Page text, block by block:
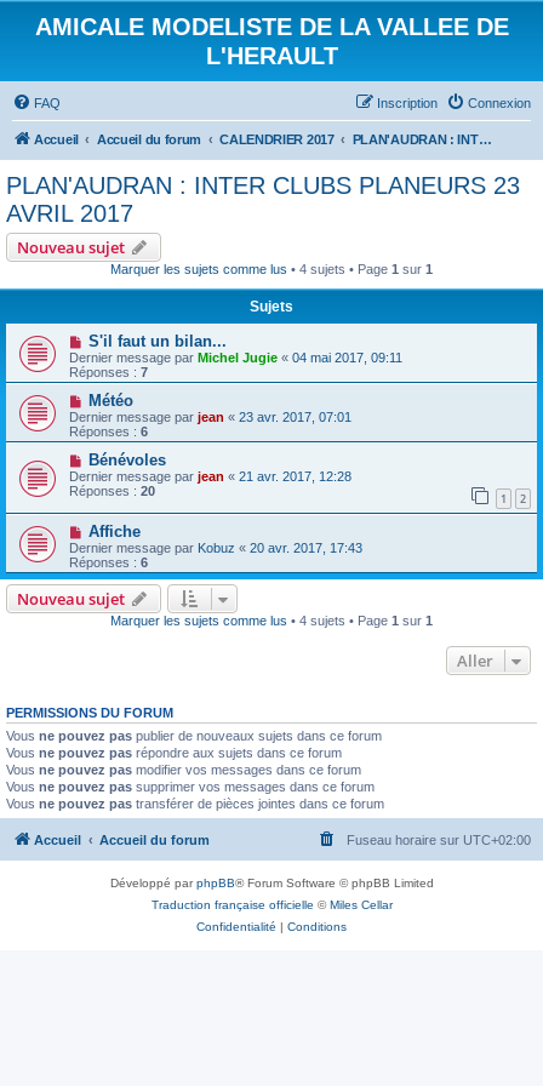
AMICALE MODELISTE DE LA VALLEE DE
L'HERAULT
FAQ Connexion
Inscription
Accueil Accueil du forum CALENDRIER 2017 PLAN'AUDRAN : INTER CLUBS PLANEURS 23 AVRIL 2017
PLAN'AUDRAN : INTER CLUBS PLANEURS 23
AVRIL 2017
Nouveau sujet
Marquer les sujets comme lus • 4 sujets • Page 1 sur 1
Sujets
S'il faut un bilan...
Dernier message par Michel Jugie « 04 mai 2017, 09:11
Réponses : 7
Météo
Dernier message par jean « 23 avr. 2017, 07:01
Réponses : 6
Bénévoles
Dernier message par jean « 21 avr. 2017, 12:28
Réponses : 20 1 2
Affiche
Dernier message par Kobuz « 20 avr. 2017, 17:43
Réponses : 6
Nouveau sujet
Marquer les sujets comme lus • 4 sujets • Page 1 sur 1
Aller
PERMISSIONS DU FORUM
Vous ne pouvez pas publier de nouveaux sujets dans ce forum
Vous ne pouvez pas répondre aux sujets dans ce forum
Vous ne pouvez pas modifier vos messages dans ce forum
Vous ne pouvez pas supprimer vos messages dans ce forum
Vous ne pouvez pas transférer de pièces jointes dans ce forum
Accueil Accueil du forum Fuseau horaire sur UTC+02:00
Développé parphpBB® Forum Software © phpBB Limited
Traduction française officielle ©Miles Cellar
Confidentialité | Conditions